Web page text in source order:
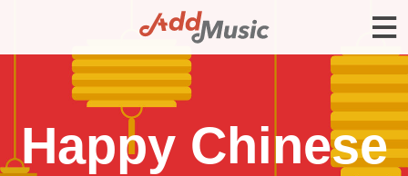
Happy Chinese